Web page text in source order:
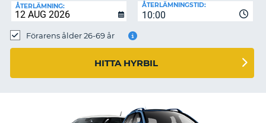
ÅTERLÄMNING:
10:00
ÅTERLÄMNINGSTID:
Förarens ålder 26-69 år
HITTA HYRBIL